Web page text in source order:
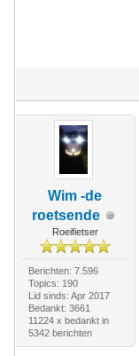
Wim -de
roetsende
Roeifietser
Berichten: 7.596
Topics: 190
Lid sinds: Apr 2017
Bedankt: 3661
11224 x bedankt in
5342 berichten